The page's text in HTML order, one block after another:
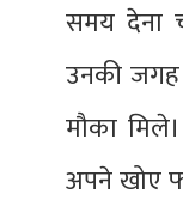
समय देना
उनकी जगह
मौका
अपने खोए